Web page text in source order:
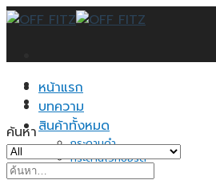
Skip
หน้าแรก
บทความ
สินค้าทั้งหมด
กระดานดำ
กระดานไวท์บอร์ด
ค้นหา
ค้นหา: